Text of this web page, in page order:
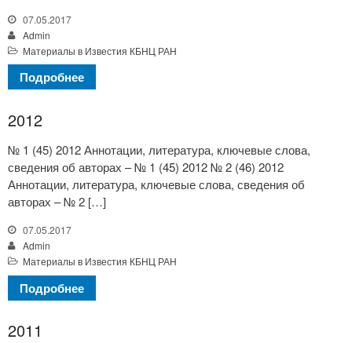
07.05.2017
Admin
Материалы в Известия КБНЦ РАН
Подробнее
2012
№ 1 (45) 2012 Аннотации, литература, ключевые слова,
сведения об авторах – № 1 (45) 2012 № 2 (46) 2012
Аннотации, литература, ключевые слова, сведения об
авторах – № 2 […]
07.05.2017
Admin
Материалы в Известия КБНЦ РАН
Подробнее
2011